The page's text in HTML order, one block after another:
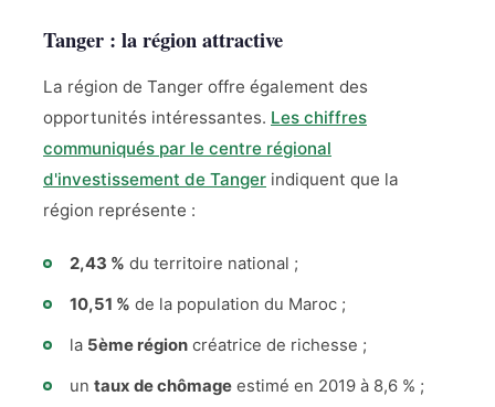
Tanger : la région attractive
La région de Tanger offre également des
opportunités intéressantes. Les chiffres
communiqués par le centre régional
d'investissement de Tanger indiquent que la
région représente :
2,43 % du territoire national ;
10,51 % de la population du Maroc ;
la 5ème région créatrice de richesse ;
un taux de chômage estimé en 2019 à 8,6 % ;